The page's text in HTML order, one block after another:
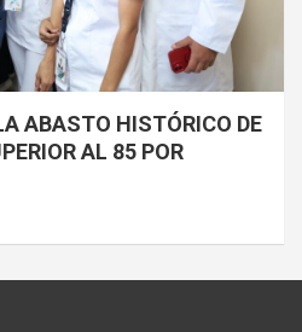
ABASTO HISTÓRICO DE
AL 85 POR